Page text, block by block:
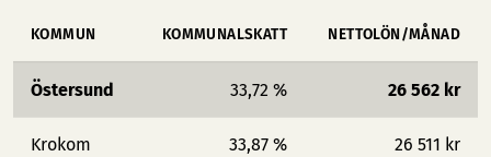
KOMMUN KOMMUNALSKATT NETTOLÖN/MÅNAD
Östersund 33,72 % 26 562 kr
Krokom 33,87 % 26 511 kr